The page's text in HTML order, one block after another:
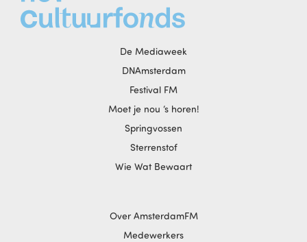
De Mediaweek
DNAmsterdam
Festival FM
Moet je nou ‘s horen!
Springvossen
Sterrenstof
Wie Wat Bewaart
Over AmsterdamFM
Medewerkers